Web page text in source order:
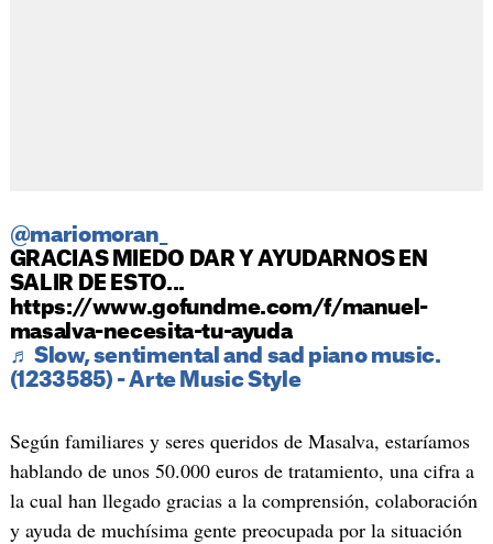
@mariomoran_
GRACIAS MIEDO DAR Y AYUDARNOS EN
SALIR DE ESTO...
https://www.gofundme.com/f/manuel-
masalva-necesita-tu-ayuda
♬ Slow, sentimental and sad piano music.
(1233585) - Arte Music Style
Según familiares y seres queridos de Masalva, estaríamos
hablando de unos 50.000 euros de tratamiento, una cifra a
la cual han llegado gracias a la comprensión, colaboración
y ayuda de muchísima gente preocupada por la situación